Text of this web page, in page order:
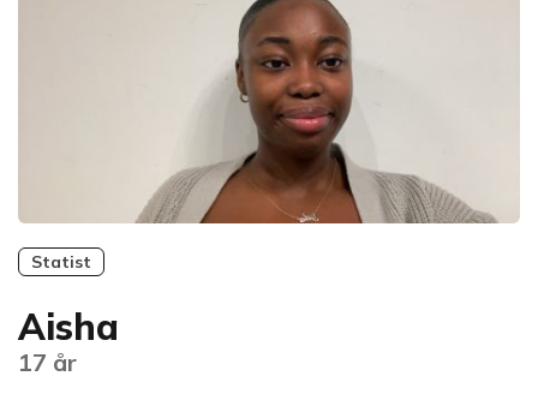
Statist
Aisha
17 år